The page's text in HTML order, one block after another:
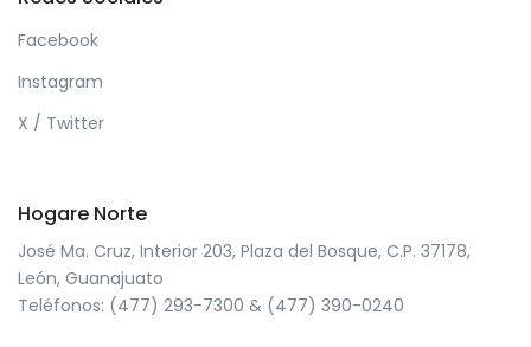
Facebook
Instagram
X / Twitter
Hogare Norte
José Ma. Cruz, Interior 203, Plaza del Bosque, C.P. 37178,
León, Guanajuato
Teléfonos: (477) 293-7300 & (477) 390-0240